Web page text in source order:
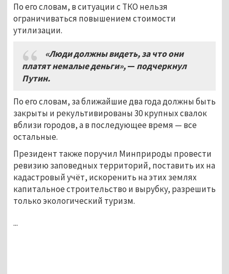
По его словам, в ситуации с ТКО нельзя
ограничиваться повышением стоимости
утилизации.
«Люди должны видеть, за что они
платят немалые деньги»,— подчеркнул
Путин.
По его словам, за ближайшие два года должны быть
закрыты и рекультивированы 30 крупных свалок
вблизи городов, а в последующее время — все
остальные.
Президент также поручил Минприроды провести
ревизию заповедных территорий, поставить их на
кадастровый учёт, искоренить на этих землях
капитальное строительство и вырубку, разрешить
только экологический туризм.
...